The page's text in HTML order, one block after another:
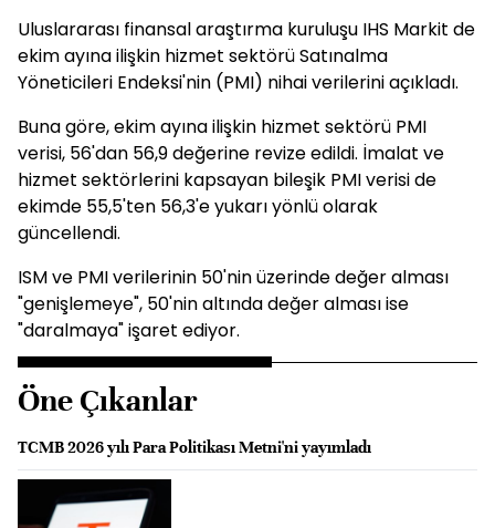
Uluslararası finansal araştırma kuruluşu IHS Markit de
ekim ayına ilişkin hizmet sektörü Satınalma
Yöneticileri Endeksi'nin (PMI) nihai verilerini açıkladı.
Buna göre, ekim ayına ilişkin hizmet sektörü PMI
verisi, 56'dan 56,9 değerine revize edildi. İmalat ve
hizmet sektörlerini kapsayan bileşik PMI verisi de
ekimde 55,5'ten 56,3'e yukarı yönlü olarak
güncellendi.
ISM ve PMI verilerinin 50'nin üzerinde değer alması
"genişlemeye", 50'nin altında değer alması ise
"daralmaya" işaret ediyor.
Öne Çıkanlar
TCMB 2026 yılı Para Politikası Metni'ni yayımladı